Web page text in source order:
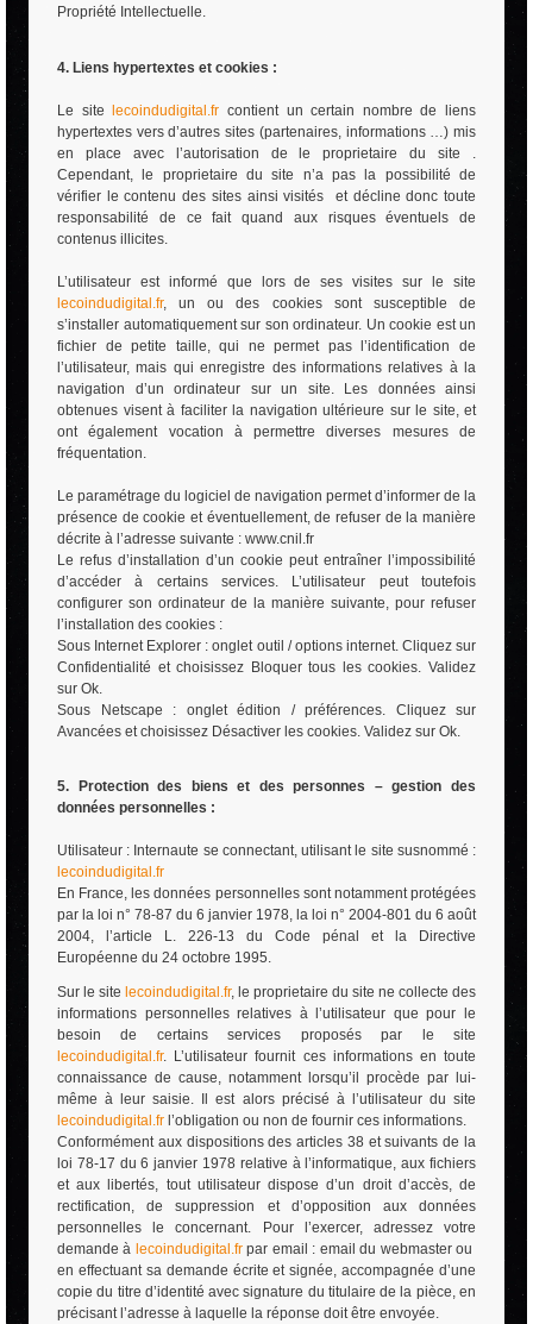
Propriété Intellectuelle.
4. Liens hypertextes et cookies :
Le sitelecoindudigital.fr contient un certain nombre de liens
hypertextes vers d’autres sites (partenaires, informations …) mis
en place avec l’autorisation de le proprietaire du site .
Cependant, le proprietaire du site n’a pas la possibilité de
vérifier le contenu des sites ainsi visités et décline donc toute
responsabilité de ce fait quand aux risques éventuels de
contenus illicites.
L’utilisateur est informé que lors de ses visites sur le site
lecoindudigital.fr, un ou des cookies sont susceptible de
s’installer automatiquement sur son ordinateur. Un cookie est un
fichier de petite taille, qui ne permet pas l’identification de
l’utilisateur, mais qui enregistre des informations relatives à la
navigation d’un ordinateur sur un site. Les données ainsi
obtenues visent à faciliter la navigation ultérieure sur le site, et
ont également vocation à permettre diverses mesures de
fréquentation.
Le paramétrage du logiciel de navigation permet d’informer de la
présence de cookie et éventuellement, de refuser de la manière
décrite à l’adresse suivante : www.cnil.fr
Le refus d’installation d’un cookie peut entraîner l’impossibilité
d’accéder à certains services. L’utilisateur peut toutefois
configurer son ordinateur de la manière suivante, pour refuser
l’installation des cookies :
Sous Internet Explorer : onglet outil / options internet. Cliquez sur
Confidentialité et choisissez Bloquer tous les cookies. Validez
sur Ok.
Sous Netscape : onglet édition / préférences. Cliquez sur
Avancées et choisissez Désactiver les cookies. Validez sur Ok.
5. Protection des biens et des personnes – gestion des
données personnelles :
Utilisateur : Internaute se connectant, utilisant le site susnommé :
lecoindudigital.fr
En France, les données personnelles sont notamment protégées
par la loi n° 78-87 du 6 janvier 1978, la loi n° 2004-801 du 6 août
2004, l’article L. 226-13 du Code pénal et la Directive
Européenne du 24 octobre 1995.
Sur le site lecoindudigital.fr, le proprietaire du site ne collecte des
informations personnelles relatives à l’utilisateur que pour le
besoin de certains services proposés par le site
lecoindudigital.fr. L’utilisateur fournit ces informations en toute
connaissance de cause, notamment lorsqu’il procède par lui-
même à leur saisie. Il est alors précisé à l’utilisateur du site
lecoindudigital.fr l’obligation ou non de fournir ces informations.
Conformément aux dispositions des articles 38 et suivants de la
loi 78-17 du 6 janvier 1978 relative à l’informatique, aux fichiers
et aux libertés, tout utilisateur dispose d’un droit d’accès, de
rectification, de suppression et d’opposition aux données
personnelles le concernant. Pour l’exercer, adressez votre
demande à lecoindudigital.frpar email : email du webmaster ou
en effectuant sa demande écrite et signée, accompagnée d’une
copie du titre d’identité avec signature du titulaire de la pièce, en
précisant l’adresse à laquelle la réponse doit être envoyée.